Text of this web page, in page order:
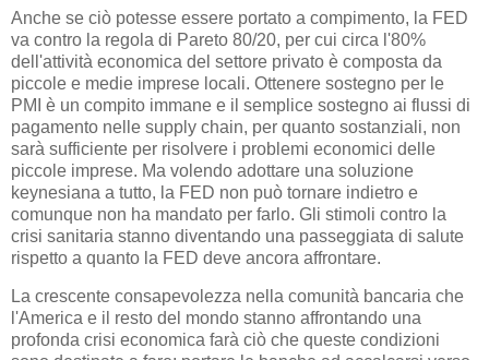
Anche se ciò potesse essere portato a compimento, la FED
va contro la regola di Pareto 80/20, per cui circa l'80%
dell'attività economica del settore privato è composta da
piccole e medie imprese locali. Ottenere sostegno per le
PMI è un compito immane e il semplice sostegno ai flussi di
pagamento nelle supply chain, per quanto sostanziali, non
sarà sufficiente per risolvere i problemi economici delle
piccole imprese. Ma volendo adottare una soluzione
keynesiana a tutto, la FED non può tornare indietro e
comunque non ha mandato per farlo. Gli stimoli contro la
crisi sanitaria stanno diventando una passeggiata di salute
rispetto a quanto la FED deve ancora affrontare.
La crescente consapevolezza nella comunità bancaria che
l'America e il resto del mondo stanno affrontando una
profonda crisi economica farà ciò che queste condizioni